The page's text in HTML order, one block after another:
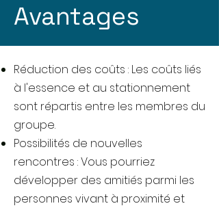
Avantages
Réduction des coûts : Les coûts liés
à l'essence et au stationnement
sont répartis entre les membres du
groupe.
Possibilités de nouvelles
rencontres : Vous pourriez
développer des amitiés parmi les
personnes vivant à proximité et